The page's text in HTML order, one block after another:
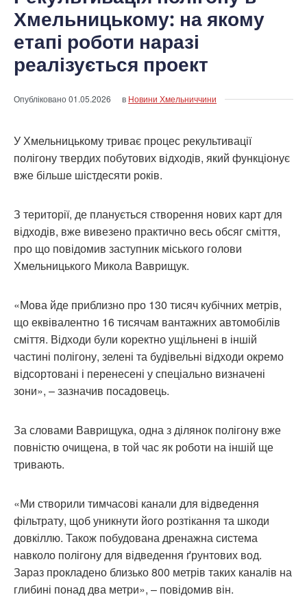
Хмельницькому: на якому
етапі роботи наразі
реалізується проект
Опубліковано01.05.2026 в Новини Хмельниччини
У Хмельницькому триває процес рекультивації
полігону твердих побутових відходів, який функціонує
вже більше шістдесяти років.
З території, де планується створення нових карт для
відходів, вже вивезено практично весь обсяг сміття,
про що повідомив заступник міського голови
Хмельницького Микола Ваврищук.
«Мова йде приблизно про 130 тисяч кубічних метрів,
що еквівалентно 16 тисячам вантажних автомобілів
сміття. Відходи були коректно ущільнені в іншій
частині полігону, зелені та будівельні відходи окремо
відсортовані і перенесені у спеціально визначені
зони», – зазначив посадовець.
За словами Ваврищука, одна з ділянок полігону вже
повністю очищена, в той час як роботи на іншій ще
тривають.
«Ми створили тимчасові канали для відведення
фільтрату, щоб уникнути його розтікання та шкоди
довкіллю. Також побудована дренажна система
навколо полігону для відведення ґрунтових вод.
Зараз прокладено близько 800 метрів таких каналів на
глибині понад два метри», – повідомив він.